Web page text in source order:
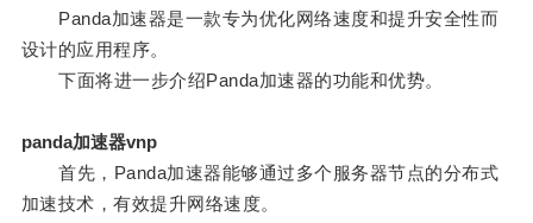
Panda加速器是一款专为优化网络速度和提升安全性而
设计的应用程序。
下面将进一步介绍Panda加速器的功能和优势。
panda加速器vnp
首先，Panda加速器能够通过多个服务器节点的分布式
加速技术，有效提升网络速度。